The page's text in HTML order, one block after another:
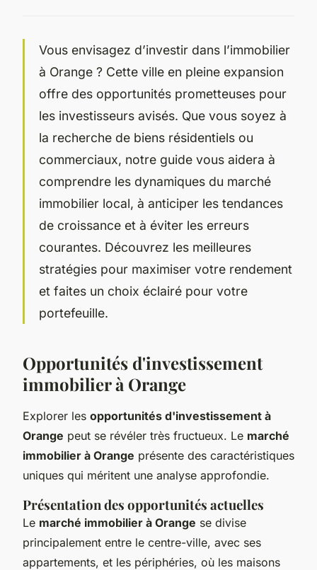
Vous envisagez d’investir dans l’immobilier
à Orange ? Cette ville en pleine expansion
offre des opportunités prometteuses pour
les investisseurs avisés. Que vous soyez à
la recherche de biens résidentiels ou
commerciaux, notre guide vous aidera à
comprendre les dynamiques du marché
immobilier local, à anticiper les tendances
de croissance et à éviter les erreurs
courantes. Découvrez les meilleures
stratégies pour maximiser votre rendement
et faites un choix éclairé pour votre
portefeuille.
Opportunités d'investissement
immobilier à Orange
Explorer les opportunités d'investissement à
Orange peut se révéler très fructueux. Le marché
immobilier à Orange présente des caractéristiques
uniques qui méritent une analyse approfondie.
Présentation des opportunités actuelles
Le marché immobilier à Orange se divise
principalement entre le centre-ville, avec ses
appartements, et les périphéries, où les maisons